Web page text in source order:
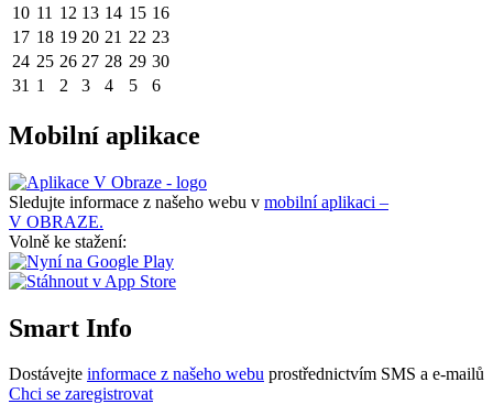
10 11 12 13 14 15 16
17 18 19 20 21 22 23
24 25 26 27 28 29 30
31 1 2 3 4 5 6
Mobilní aplikace
Sledujte informace z našeho webu v mobilní aplikaci –
V OBRAZE.
Volně ke stažení:
Smart Info
Dostávejte informace z našeho webu prostřednictvím SMS a e-mailů
Chci se zaregistrovat